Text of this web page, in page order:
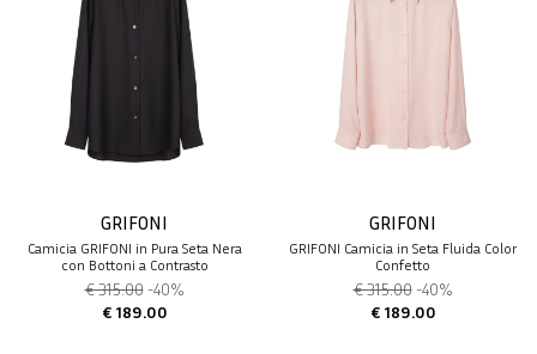
GRIFONI
Camicia GRIFONI in Pura Seta Nera
con Bottoni a Contrasto
€ 315.00 -40%
€ 189.00
GRIFONI
GRIFONI Camicia in Seta Fluida Color
Confetto
€ 315.00 -40%
€ 189.00